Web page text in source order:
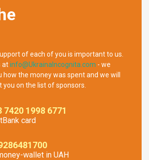
of each of you is important to us.
atinfo@UkrainaIncognita.com - we
how the money was spent and we will
you on the list of sponsors.
7420 1998 6771
card
wallet in UAH